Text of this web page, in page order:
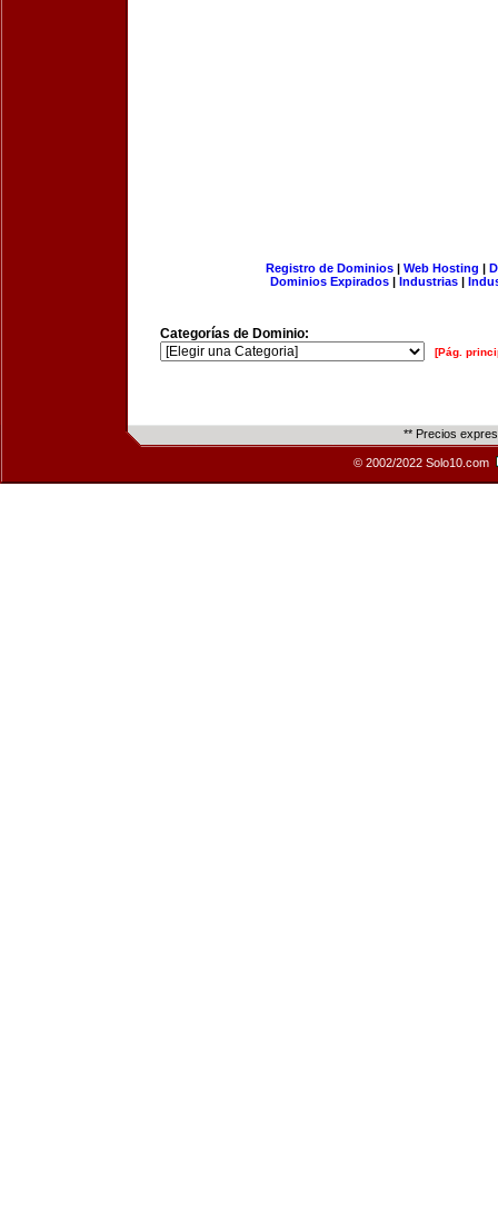
Registro de Dominios| Web Hosting |
Dominios Expirados | Industrias |
Categorías de Dominio:
[Pág.
** Precios
© 2002/2022 Solo10.com